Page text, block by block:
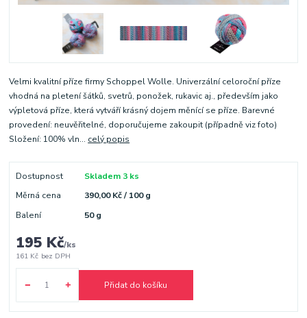
Velmi kvalitní příze firmy Schoppel Wolle. Univerzální celoroční příze
vhodná na pletení šátků, svetrů, ponožek, rukavic aj., především jako
výpletová příze, která vytváří krásný dojem měnící se příze. Barevné
provedení: neuvěřitelné, doporučujeme zakoupit (případně viz foto)
Složení: 100% vln... celý popis
Dostupnost
Skladem 3 ks
Měrná cena
390,00 Kč / 100 g
Balení
50 g
195 Kč/ks
161 Kč bez DPH
Přidat do košíku